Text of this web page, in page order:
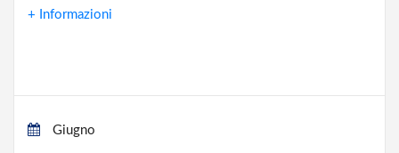
+ Informazioni
Giugno